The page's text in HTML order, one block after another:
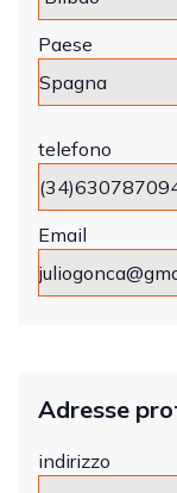
Paese
telefono
Email
Adresse
indirizzo